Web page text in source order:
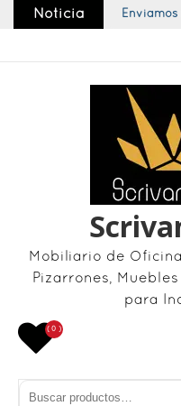
Noticia
Mobiliario de
Pizarrones,
para
Buscar por:
( 0 )